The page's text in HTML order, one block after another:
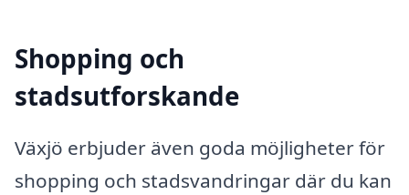
Shopping och
stadsutforskande
Växjö erbjuder även goda möjligheter för
shopping och stadsvandringar där du kan